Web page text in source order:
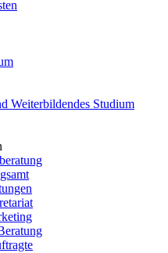
Weiterbildendes Studium